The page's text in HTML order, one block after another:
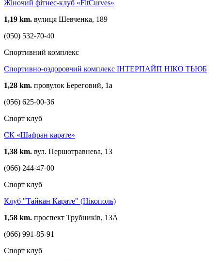
Жіночий фітнес-клуб «FitCurves»
1,19 km. вулиця Шевченка, 189
(050) 532-70-40
Спортивний комплекс
Спортивно-оздоровчий комплекс ІНТЕРПАЙП НІКО ТЬЮБ
1,28 km. провулок Береговий, 1а
(056) 625-00-36
Спорт клуб
СК «Шафран карате»
1,38 km. вул. Першотравнева, 13
(066) 244-47-00
Спорт клуб
Клуб "Тайкан Карате" (Нікополь)
1,58 km. проспект Трубників, 13А
(066) 991-85-91
Спорт клуб